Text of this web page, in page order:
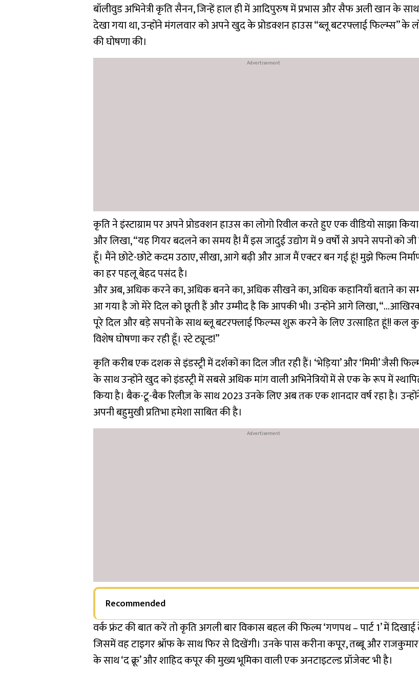
बॉलीवुड अभिनेत्री कृति सैनन, जिन्हें हाल ही में आदिपुरुष में प्रभास और सैफ अली खान के साथ
देखा गया था, उन्होंने मंगलवार को अपने खुद के प्रोडक्शन हाउस “ब्लू बटरफ्लाई फिल्म्स” के
की घोषणा की।
कृति ने इंस्टाग्राम पर अपने प्रोडक्शन हाउस का लोगो रिवील करते हुए एक वीडियो साझा किया
और लिखा, “यह गियर बदलने का समय है! मैं इस जादुई उद्योग में 9 वर्षों से अपने सपनों को जी
हूँ। मैंने छोटे-छोटे कदम उठाए, सीखा, आगे बढ़ी और आज मैं एक्टर बन गई हूं! मुझे फिल्म
का हर पहलू बेहद पसंद है।
और अब, अधिक करने का, अधिक बनने का, अधिक सीखने का, अधिक कहानियाँ बताने का
आ गया है जो मेरे दिल को छूती हैं और उम्मीद है कि आपकी भी। उन्होंने आगे लिखा,
पूरे दिल और बड़े सपनों के साथ ब्लू बटरफ्लाई फिल्म्स शुरू करने के लिए उत्साहित हूं!! कल
विशेष घोषणा कर रही हूँ। स्टे ट्यून्ड!”
कृति करीब एक दशक से इंडस्ट्री में दर्शकों का दिल जीत रही हैं। ‘भेड़िया’ और ‘मिमी’ जैसी
के साथ उन्होंने खुद को इंडस्ट्री में सबसे अधिक मांग वाली अभिनेत्रियों में से एक के रूप में
किया है। बैक-टू-बैक रिलीज़ के साथ 2023 उनके लिए अब तक एक शानदार वर्ष रहा है।
अपनी बहुमुखी प्रतिभा हमेशा साबित की है।
Recommended
वर्क फ्रंट की बात करें तो कृति अगली बार विकास बहल की फिल्म ‘गणपथ – पार्ट 1’ में दिखाई
जिसमें वह टाइगर श्रॉफ के साथ फिर से दिखेंगी। उनके पास करीना कपूर, तब्बू और राजकुमार
के साथ ‘द क्रू’ और शाहिद कपूर की मुख्य भूमिका वाली एक अनटाइटल्ड प्रॉजेक्ट भी है।